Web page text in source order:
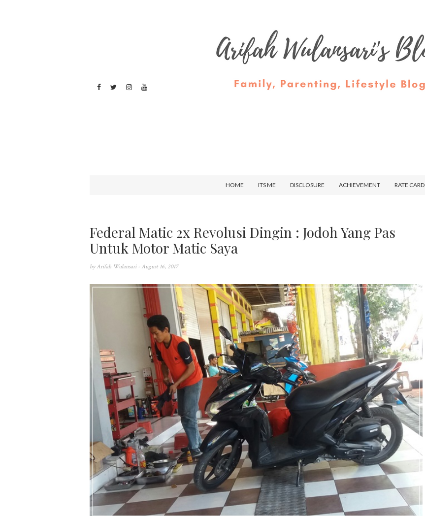
HOME ITS ME DISCLOSURE ACHIEVEMENT RATE CARD
Federal Matic 2x Revolusi Dingin : Jodoh Yang Pas
Untuk Motor Matic Saya
by Arifah Wulansari - August 16, 2017